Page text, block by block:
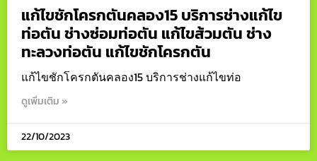
แก้ไขชักโครกตันคลอง15 บริการช่างแก้ไข
ท่อตัน ช่างซ่อมท่อตัน แก้ไขส้วมตัน ช่าง
ทะลวงท่อตัน แก้ไขชักโครกตัน
แก้ไขชักโครกตันคลอง15 บริการช่างแก้ไขท่อ
ดูเพิ่มเติม »
22/10/2023